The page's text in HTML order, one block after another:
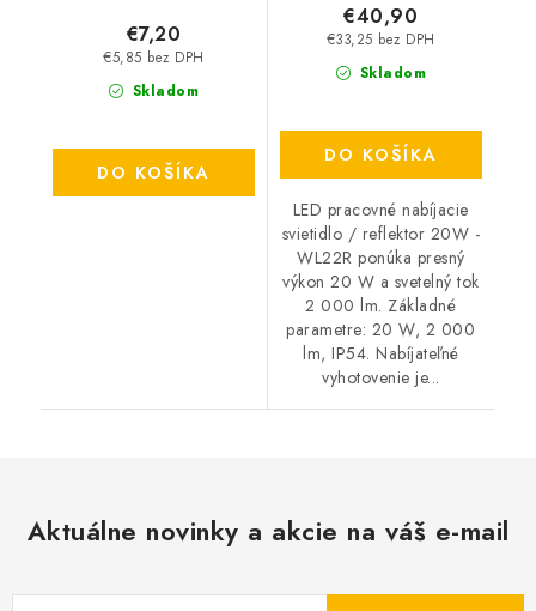
Skladom
€5,85 bez DPH
€7,20
DO KOŠÍKA
Skladom
€33,25 bez DPH
€40,90
DO KOŠÍKA
LED pracovné nabíjacie
svietidlo / reflektor 20W -
WL22R ponúka presný
výkon 20 W a svetelný tok
2 000 lm. Základné
parametre: 20 W, 2 000
lm, IP54. Nabíjateľné
vyhotovenie je...
Aktuálne novinky a akcie na váš e-mail